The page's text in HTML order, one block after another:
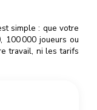
simple : que votre
, 100000joueurs ou
travail, ni les tarifs